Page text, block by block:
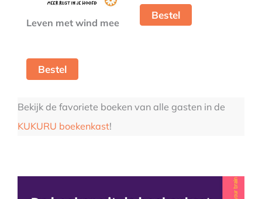
Leven met wind mee
Bestel
Bestel
Bekijk de favoriete boeken van alle gasten in de
KUKURU boekenkast!